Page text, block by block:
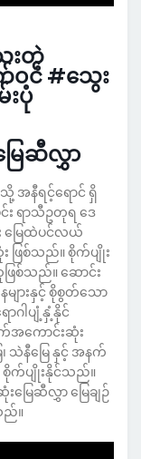
းတဲ့
ဝင် #သွေး
းပုံ
ေဆီလွှာ
အနီရင့်ရောင် ရှိ
း ရာသီဥတုရ ဒေ
မြေထဲပင်လယ်
ဖြစ်သည်။ စိုက်ပျိုး
စ်သည်။ ဆောင်း
ျားနှင့် စိုစွတ်သော
ဂါပျံ့နှံ့နိုင်
အကောင်းဆုံး
ေ၊ သဲနီမြေ နှင့် အနက်
စိုက်ပျိုးနိုင်သည်။
ြေဆီလွှာ မြေချဉ်
ည်။